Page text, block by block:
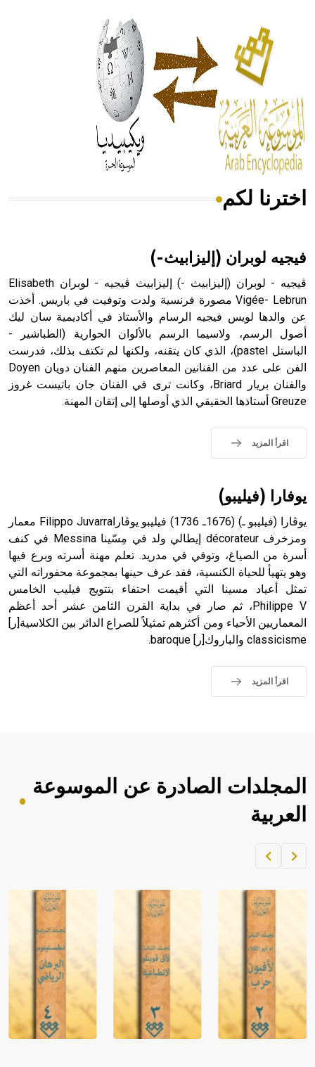
الحكم، الأدلة، تنظيم التغذية، ورسالته في جروح الرأس. ويعود
له الفضل بأنه حرر الطب من الدين والفلسفة.
- هل تعلم أن المرجان إفراز حيواني يتكون في البحر ويتركب
من مادة كربونات الكلسيوم، وهو أحمر أو شديد الحمرة وهو
أجود أنواعه، ويمتاز بكبر الحجم ويسمى الش
هل تعلم أن الأبسيد كلمة فرنسية اللفظ تم اعتمادها مصطلحاً
- هل تعلم أن أبجر Abgar اسم معروف جيداً يعود إلى عدد من
الملوك الذين حكموا مدينة إديسا (الرها) من أبجر الأول وحتى
التاسع، وهم ينتسبون إلى أسرة أوسروين
sign تكتب منفصلة غير متصلة، وتعتمد المبدأ الأكوروفوني،
اخترنا لكم
فيجيه لوبران (إليزابيث-)
ڤيجيه - لوبران (إليزابيث -) إليزابيث ڤيجيه - لوبران Elisabeth
Vigée- Lebrun مصورة فرنسية ولدت وتوفيت في باريس. أخذت
عن والدها لويس فيجيه الرسام والأستاذ في أكاديمية سان ليك
أصول الرسم، ولاسيما الرسم بالألوان الحوارية (الطباشير -
الباستل pastel)، الذي كان يتقنه، ولكنها لم تكتف بذلك، فدرست
الفن على عدد من الفنانين المعاصرين منهم الفنان دويان Doyen
والفنان بريار Briard، وكانت ترى في الفنان جان باتيست غروز
Greuze أستاذها الحقيقي الذي أوصلها إلى إتقان المهنة.
اقرأ المزيد
يوفارا (فيليبو)
يوڤارا (فيليبو ـ) (1676ـ 1736) فيليبو يوڤاراFilippo Juvarra معمار
ومزخرف décorateur إيطالي ولد في مِسّينا Messina في كنف
أسرة من الصياغ، وتوفي في مدريد. تعلم مهنة أسرته وبرع فيها
وهو يتهيأ للحياة الكنسية، فقد عرف حينها بمجموعة محفوراته التي
تمثل أعياد مسينا التي أقيمت احتفاء بتتويج فيليب الخامس
Philippe V، ثم صار في بداية القرن الثامن عشر أحد أعظم
المعماريين الأحياء ومن أكثرهم تمثيلاً للصراع الدائر بين الكلاسية[ر]
classicisme والباروك[ر] baroque.
اقرأ المزيد
المجلدات الصادرة عن الموسوعة
العربية